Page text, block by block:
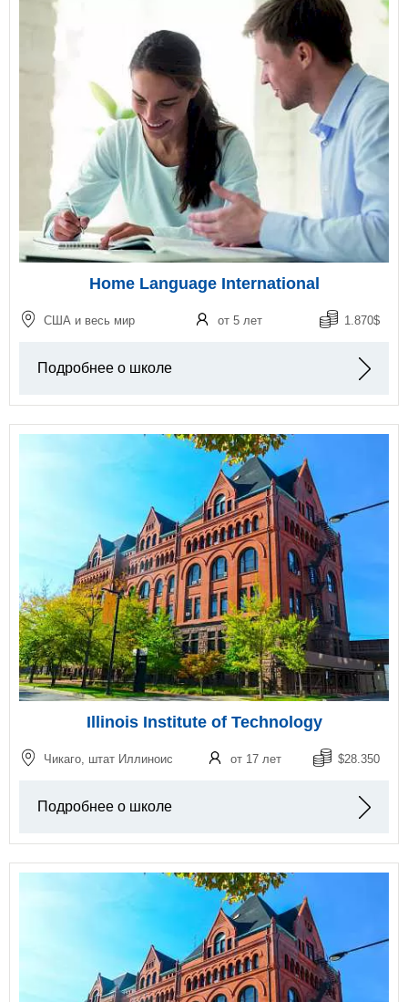
Home Language International
США и весь мир от 5 лет 1.870$
Подробнее о школе
Illinois Institute of Technology
Чикаго, штат Иллиноис от 17 лет $28.350
Подробнее о школе